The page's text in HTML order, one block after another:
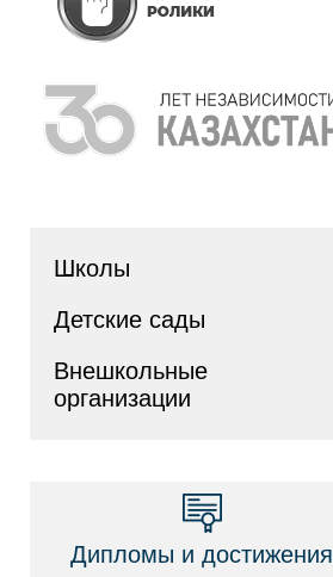
Школы
Детские сады
Внешкольные
организации
Дипломы и достижения